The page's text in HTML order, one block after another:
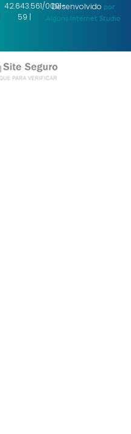
42.643.561/0001-
59 |
Desenvolvido por
Alguns Internet Studio